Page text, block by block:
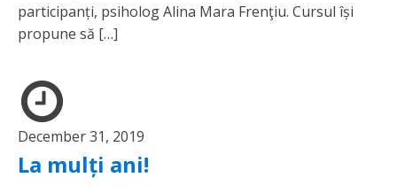
participanți, psiholog Alina Mara Frenţiu. Cursul își
propune să […]
December 31, 2019
La mulți ani!